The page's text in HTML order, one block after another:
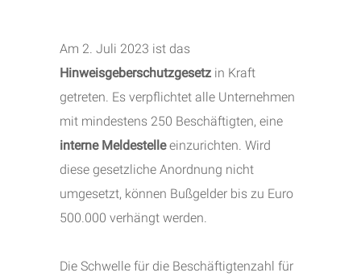
Am 2. Juli 2023 ist das
Hinweisgeberschutzgesetz in Kraft
getreten. Es verpflichtet alle Unternehmen
mit mindestens 250 Beschäftigten, eine
interne Meldestelleeinzurichten. Wird
diese gesetzliche Anordnung nicht
umgesetzt, können Bußgelder bis zu Euro
500.000 verhängt werden.
Die Schwelle für die Beschäftigtenzahl für